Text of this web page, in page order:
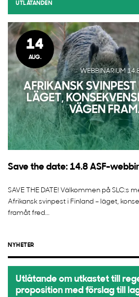
UTLÅTANDEN
14
AUG.
Save the date: 14.8 ASF-
SAVE THE DATE! Välkommen på SLC:s
Afrikansk svinpest i Finland – läget,
framåt fred...
NYHETER
Utlåtande om utkastet till
proposition med förslag till